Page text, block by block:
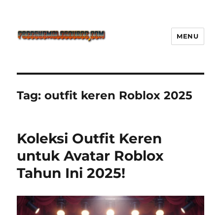
Defense Main Game Ini Pasti
Ketagihan!
MENU
Tag:outfit keren Roblox 2025
Koleksi Outfit Keren
untuk Avatar Roblox
Tahun Ini 2025!